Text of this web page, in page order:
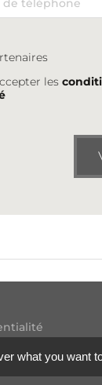
les
-
what you want